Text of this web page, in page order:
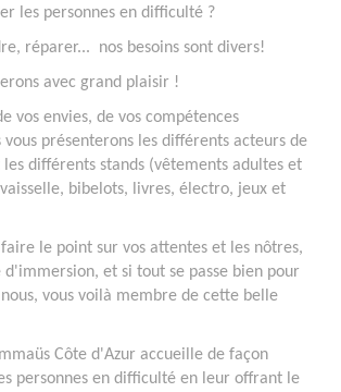
les personnes en difficulté ?
réparer... nos besoins sont divers!
avec grand plaisir !
vos envies, de vos compétences
présenterons les différents acteurs de
différents stands (vêtements adultes et
bibelots, livres, électro, jeux et
le point sur vos attentes et les nôtres,
et si tout se passe bien pour
vous voilà membre de cette belle
Côte d'Azur accueille de façon
personnes en difficulté en leur offrant le